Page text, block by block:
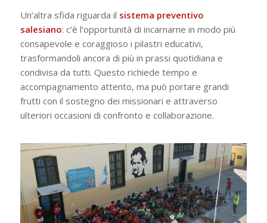
Un’altra sfida riguarda il sistema preventivo
salesiano: c’è l’opportunità di incarnarne in modo più
consapevole e coraggioso i pilastri educativi,
trasformandoli ancora di più in prassi quotidiana e
condivisa da tutti. Questo richiede tempo e
accompagnamento attento, ma può portare grandi
frutti con il sostegno dei missionari e attraverso
ulteriori occasioni di confronto e collaborazione.